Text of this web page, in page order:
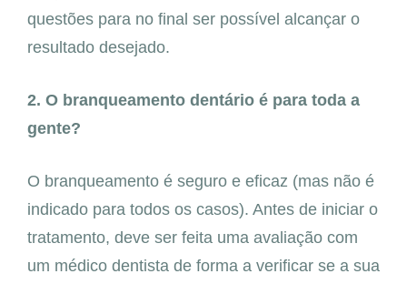
questões para no final ser possível alcançar o
resultado desejado.
2. O branqueamento dentário é para toda a
gente?
O branqueamento é seguro e eficaz (mas não é
indicado para todos os casos). Antes de iniciar o
tratamento, deve ser feita uma avaliação com
um médico dentista de forma a verificar se a sua